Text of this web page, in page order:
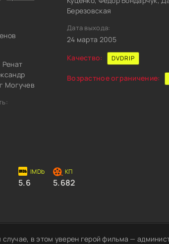
Ренат
Могучев
5.6 5.682
Березовская
Дата выхода:
24 марта 2005
Качество:
DVDRIP
Возрастное ограничение:
в этом уверен герой фильма —